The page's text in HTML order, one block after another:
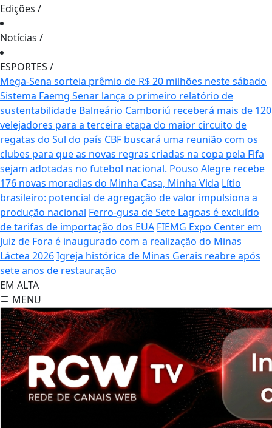
Edições /
Notícias /
ESPORTES /
Mega-Sena sorteia prêmio de R$ 20 milhões neste sábado
Sistema Faemg Senar lança o primeiro relatório de
sustentabilidade Balneário Camboriú receberá mais de 120
velejadores para a terceira etapa do maior circuito de
regatas do Sul do país CBF buscará uma reunião com os
clubes para que as novas regras criadas na copa pela Fifa
sejam adotadas no futebol nacional. Pouso Alegre recebe
176 novas moradias do Minha Casa, Minha Vida Lítio
brasileiro: potencial de agregação de valor impulsiona a
produção nacional Ferro-gusa de Sete Lagoas é excluído
de tarifas de importação dos EUA FIEMG Expo Center em
Juiz de Fora é inaugurado com a realização do Minas
Láctea 2026Igreja histórica de Minas Gerais reabre após
sete anos de restauração
EM ALTA
MENU